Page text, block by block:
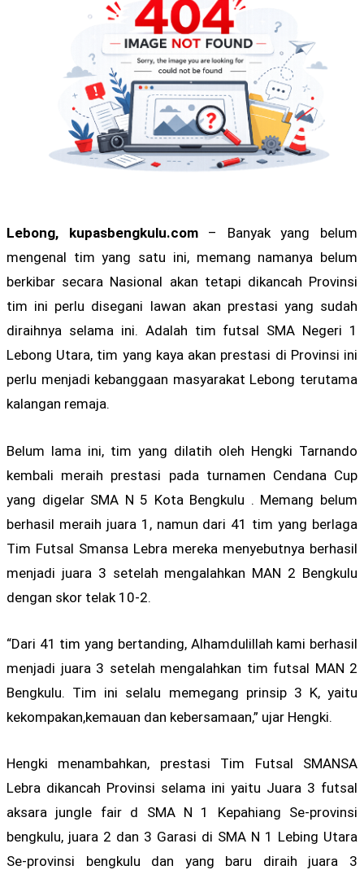
Lebong, kupasbengkulu.com– Banyak yang belum
mengenal tim yang satu ini, memang namanya belum
berkibar secara Nasional akan tetapi dikancah Provinsi
tim ini perlu disegani lawan akan prestasi yang sudah
diraihnya selama ini. Adalah tim futsal SMA Negeri 1
Lebong Utara, tim yang kaya akan prestasi di Provinsi ini
perlu menjadi kebanggaan masyarakat Lebong terutama
kalangan remaja.
Belum lama ini, tim yang dilatih oleh Hengki Tarnando
kembali meraih prestasi pada turnamen Cendana Cup
yang digelar SMA N 5 Kota Bengkulu . Memang belum
berhasil meraih juara 1, namun dari 41 tim yang berlaga
Tim Futsal Smansa Lebra mereka menyebutnya berhasil
menjadi juara 3 setelah mengalahkan MAN 2 Bengkulu
dengan skor telak 10-2.
“Dari 41 tim yang bertanding, Alhamdulillah kami berhasil
menjadi juara 3 setelah mengalahkan tim futsal MAN 2
Bengkulu. Tim ini selalu memegang prinsip 3 K, yaitu
kekompakan,kemauan dan kebersamaan,” ujar Hengki.
Hengki menambahkan, prestasi Tim Futsal SMANSA
Lebra dikancah Provinsi selama ini yaitu Juara 3 futsal
aksara jungle fair d SMA N 1 Kepahiang Se-provinsi
bengkulu, juara 2 dan 3 Garasi di SMA N 1 Lebing Utara
Se-provinsi bengkulu dan yang baru diraih juara 3